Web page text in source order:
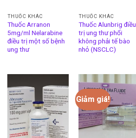
THUỐC KHÁC
Thuốc Arranon
5mg/ml Nelarabine
điều trị một số bệnh
ung thư
THUỐC KHÁC
Thuốc Alunbrig điều
trị ung thư phổi
không phải tế bào
nhỏ (NSCLC)
Giảm giá!